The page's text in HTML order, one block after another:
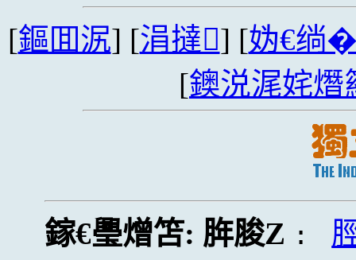
[鏂囬泦] [涓撻] [妫€绱
[鐭涚浘姹熸
鎵€璺熷笘: 脌脧Z :